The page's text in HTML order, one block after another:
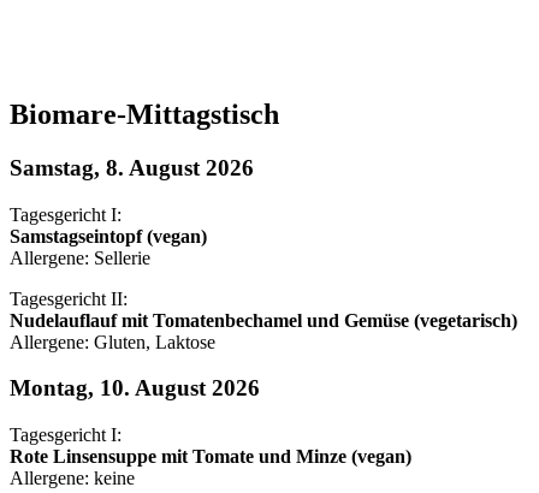
Biomare-Mittagstisch
Samstag, 8. August 2026
Tagesgericht I:
Samstagseintopf (vegan)
Allergene: Sellerie
Tagesgericht II:
Nudelauflauf mit Tomatenbechamel und Gemüse (vegetarisch)
Allergene: Gluten, Laktose
Montag, 10. August 2026
Tagesgericht I:
Rote Linsensuppe mit Tomate und Minze (vegan)
Allergene: keine